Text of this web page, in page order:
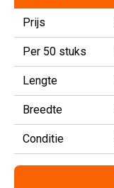
Prijs
Per 50 stuks
Lengte
Breedte
Conditie